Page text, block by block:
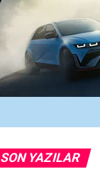
SON YAZILAR